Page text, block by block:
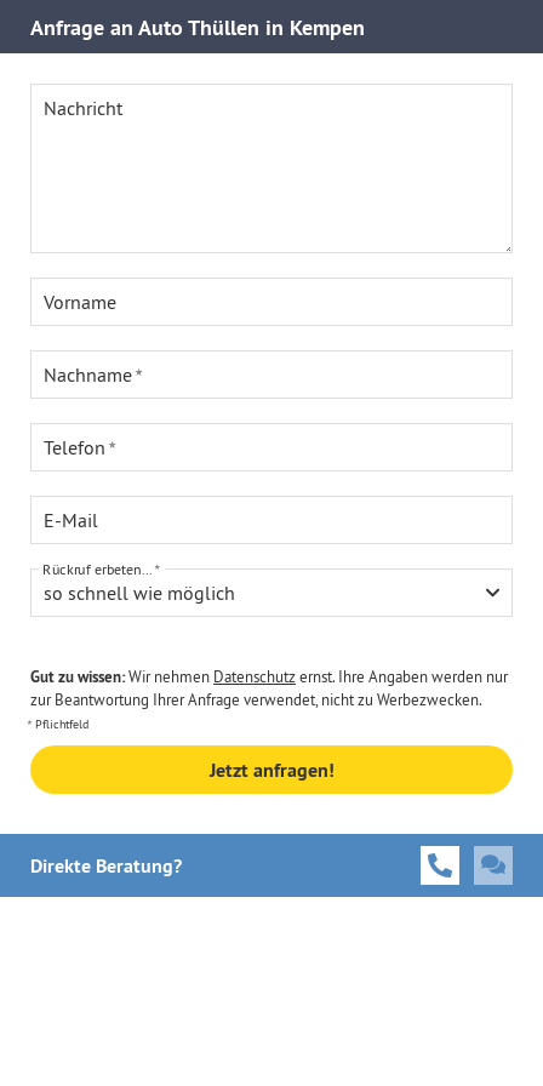
Anfrage an Auto Thüllen in Kempen
Nachricht
Vorname
Nachname
Telefon
E-Mail
so schnell wie möglich
Rückruf erbeten...
Gut zu wissen:Wir nehmen Datenschutzernst. Ihre Angaben werden nur
zur Beantwortung Ihrer Anfrage verwendet, nicht zu Werbezwecken.
Pflichtfeld
Jetzt anfragen!
Direkte Beratung?